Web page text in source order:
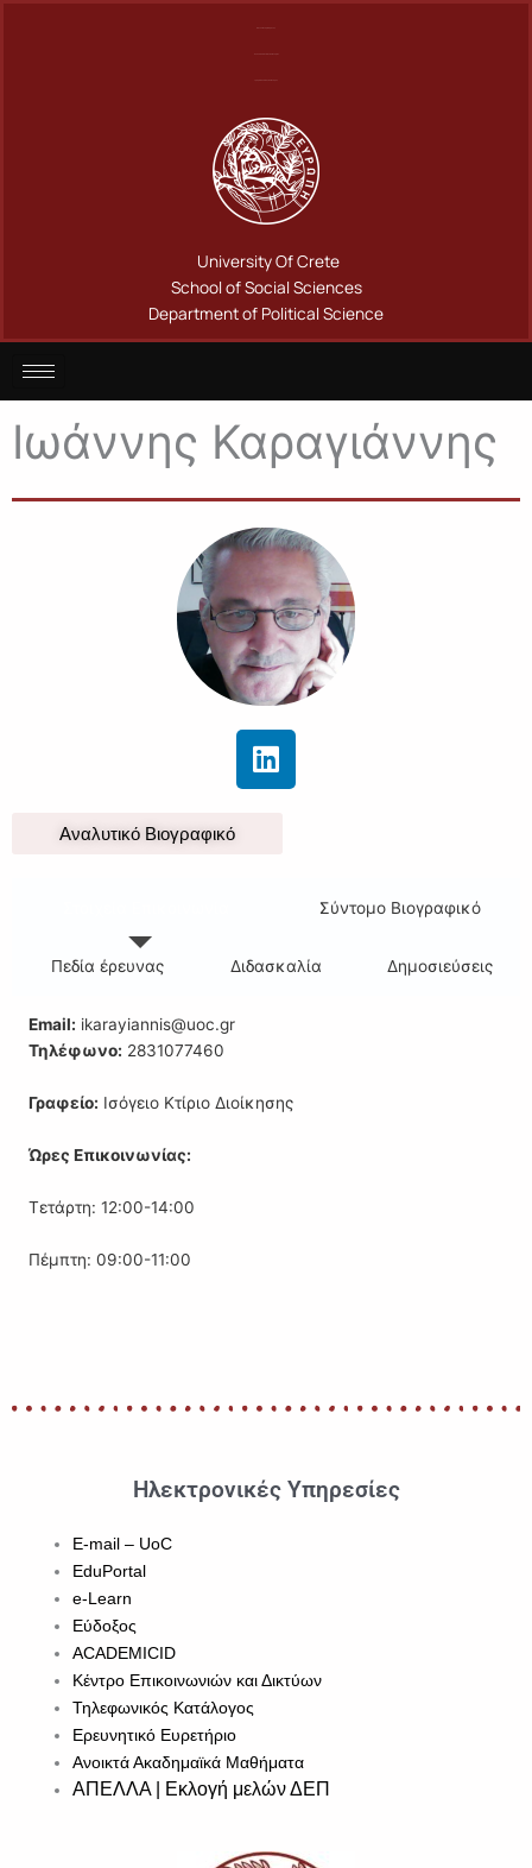
University Of Crete
School of Social Sciences
Department of Political Science
Ιωάννης Καραγιάννης
L
i
Αναλυτικό Βιογραφικό
Σύντομο Βιογραφικό
Πεδία έρευνας Διδασκαλία Δημοσιεύσεις
Εmail: ikarayiannis@uoc.gr
Τηλέφωνο: 2831077460
Γραφείο: Ισόγειο Κτίριο Διοίκησης
Ώρες Επικοινωνίας:
Τετάρτη: 12:00-14:00
Πέμπτη: 09:00-11:00
Ηλεκτρονικές Υπηρεσίες
E-mail – UoC
EduPortal
e-Learn
Εύδοξος
ACADEMICID
Κέντρο Επικοινωνιών και Δικτύων
Τηλεφωνικός Κατάλογος
Ερευνητικό Ευρετήριο
Ανοικτά Ακαδημαϊκά Μαθήματα
ΑΠΕΛΛΑ | Εκλογή μελών ΔΕΠ